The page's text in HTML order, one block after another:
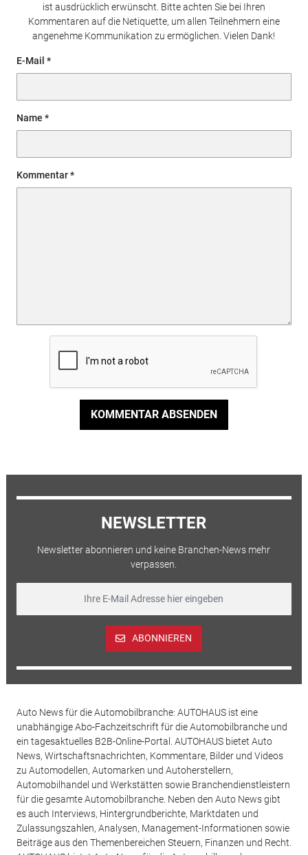
ist ausdrücklich erwünscht. Bitte achten Sie bei Ihren
Kommentaren auf die Netiquette, um allen Teilnehmern eine
angenehme Kommunikation zu ermöglichen. Vielen Dank!
E-Mail
Name
Kommentar
KOMMENTAR ABSENDEN
NEWSLETTER
Newsletter abonnieren und keine Branchen-News mehr
verpassen.
ABONNIEREN
Auto News für die Automobilbranche: AUTOHAUS ist eine
unabhängige Abo-Fachzeitschrift für die Automobilbranche und
ein tagesaktuelles B2B-Online-Portal. AUTOHAUS bietet Auto
News, Wirtschaftsnachrichten, Kommentare, Bilder und Videos
zu Automodellen, Automarken und Autoherstellern,
Automobilhandel und Werkstätten sowie Branchendienstleistern
für die gesamte Automobilbranche. Neben den Auto News gibt
es auch Interviews, Hintergrundberichte, Marktdaten und
Zulassungszahlen, Analysen, Management-Informationen sowie
Beiträge aus den Themenbereichen Steuern, Finanzen und Recht.